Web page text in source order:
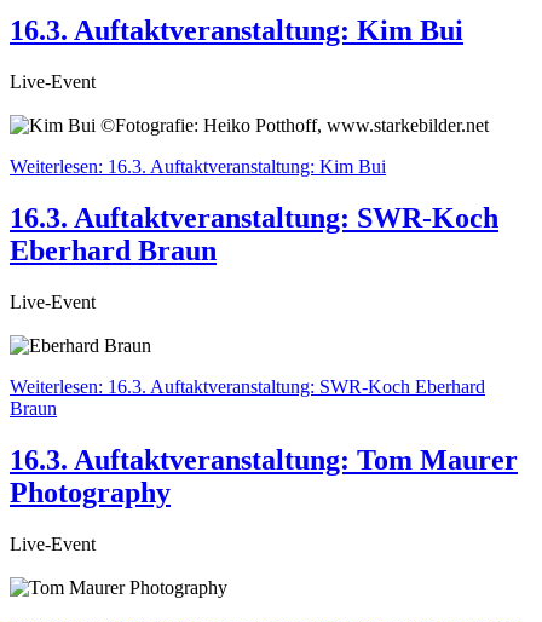
16.3. Auftaktveranstaltung: Kim Bui
Live-Event
Weiterlesen: 16.3. Auftaktveranstaltung: Kim Bui
16.3. Auftaktveranstaltung: SWR-Koch
Eberhard Braun
Live-Event
Weiterlesen: 16.3. Auftaktveranstaltung: SWR-Koch Eberhard
Braun
16.3. Auftaktveranstaltung: Tom Maurer
Photography
Live-Event